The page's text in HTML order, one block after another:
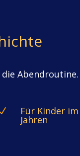
Abendroutine.
Für Kinder
Jahren